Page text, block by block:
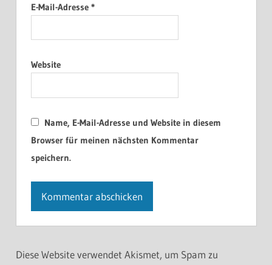
E-Mail-Adresse *
Website
Name, E-Mail-Adresse und Website in diesem
Browser für meinen nächsten Kommentar
speichern.
Diese Website verwendet Akismet, um Spam zu